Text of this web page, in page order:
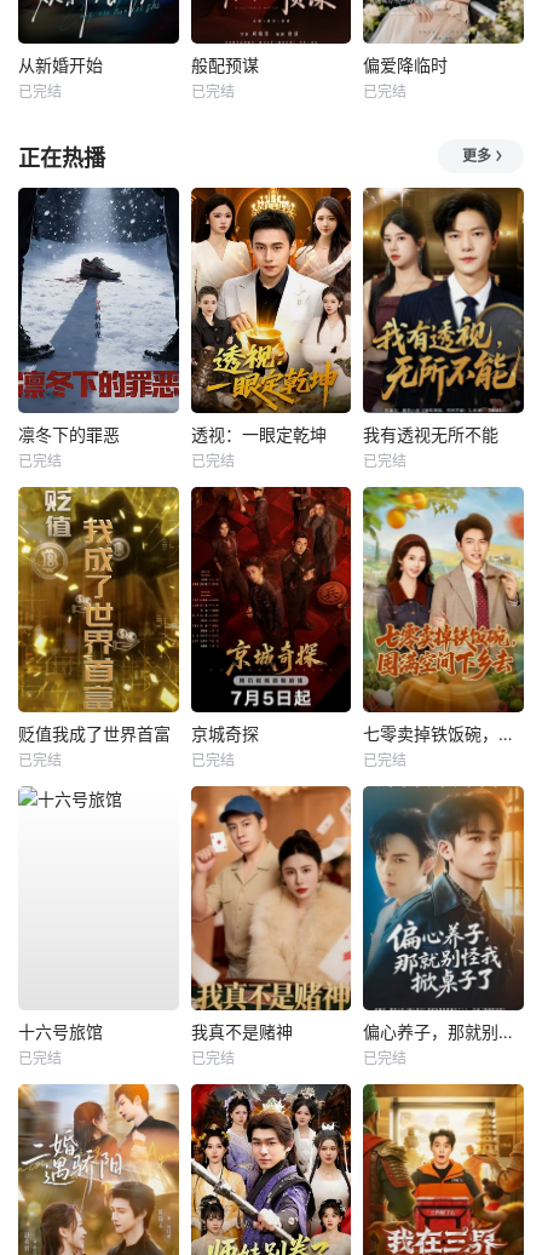
从新婚开始
已完结
般配预谋
已完结
偏爱降临时
已完结
正在热播 更多
凛冬下的罪恶
已完结
透视：一眼定乾坤
已完结
我有透视无所不能
已完结
贬值我成了世界首富
已完结
京城奇探
已完结
七零卖掉铁饭碗，囤满空间下乡去
已完结
十六号旅馆
已完结
我真不是赌神
已完结
偏心养子，那就别怪我掀桌子了
已完结